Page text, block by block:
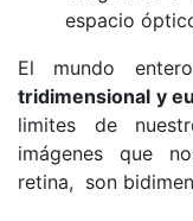
espacio
El mundo
tridimensional y
limites de
imágenes que
retina, son